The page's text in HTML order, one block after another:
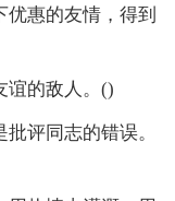
优惠的友情，得到
谊的敌人。()
评同志的错误。